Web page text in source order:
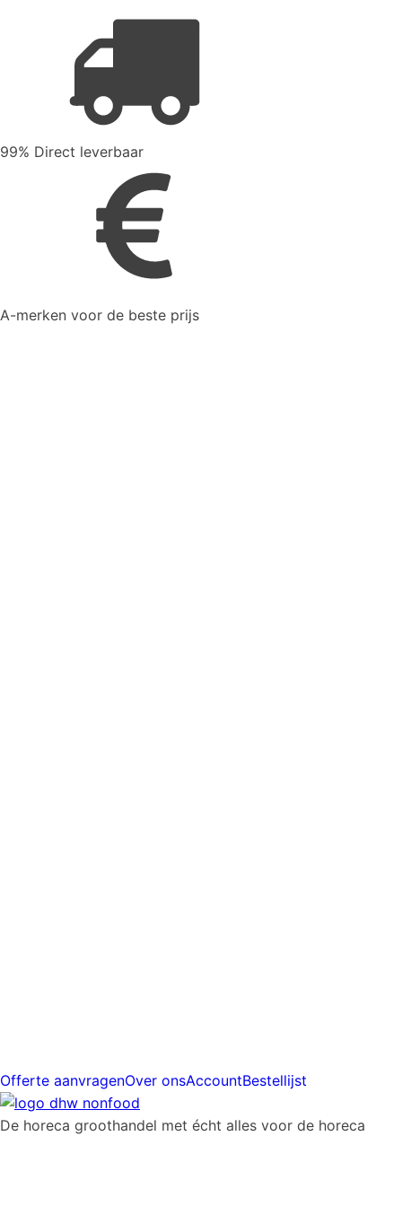
99% Direct leverbaar
A-merken voor de beste prijs
Offerte aanvragenOver onsAccountBestellijst
De horeca groothandel met écht alles voor de horeca